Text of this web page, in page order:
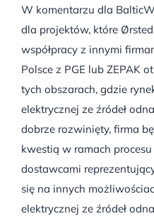
W komentarzu dla
dla projektów, które
współpracy z innymi
Polsce z PGE lub ZEPAK
tych obszarach, gdzie
elektrycznej ze źródeł
dobrze rozwinięty, firma
kwestią w ramach
dostawcami
się na innych
elektrycznej ze źródeł